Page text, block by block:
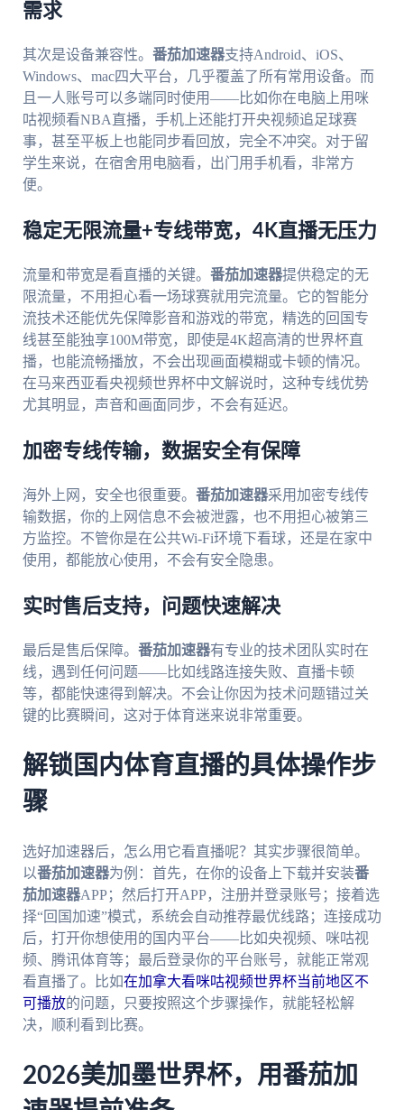
需求
其次是设备兼容性。 番茄加速器支持Android、iOS、
Windows、mac四大平台，几乎覆盖了所有常用设备。而
且一人账号可以多端同时使用——比如你在电脑上用咪
咕视频看NBA直播，手机上还能打开央视频追足球赛
事，甚至平板上也能同步看回放，完全不冲突。对于留
学生来说，在宿舍用电脑看，出门用手机看，非常方
便。
稳定无限流量+专线带宽，4K直播无压力
流量和带宽是看直播的关键。 番茄加速器提供稳定的无
限流量，不用担心看一场球赛就用完流量。它的智能分
流技术还能优先保障影音和游戏的带宽，精选的回国专
线甚至能独享100M带宽，即使是4K超高清的世界杯直
播，也能流畅播放，不会出现画面模糊或卡顿的情况。
在马来西亚看央视频世界杯中文解说时，这种专线优势
尤其明显，声音和画面同步，不会有延迟。
加密专线传输，数据安全有保障
海外上网，安全也很重要。 番茄加速器采用加密专线传
输数据，你的上网信息不会被泄露，也不用担心被第三
方监控。不管你是在公共Wi-Fi环境下看球，还是在家中
使用，都能放心使用，不会有安全隐患。
实时售后支持，问题快速解决
最后是售后保障。 番茄加速器有专业的技术团队实时在
线，遇到任何问题——比如线路连接失败、直播卡顿
等，都能快速得到解决。不会让你因为技术问题错过关
键的比赛瞬间，这对于体育迷来说非常重要。
解锁国内体育直播的具体操作步
骤
选好加速器后，怎么用它看直播呢？其实步骤很简单。
以番茄加速器为例：首先，在你的设备上下载并安装番
茄加速器APP；然后打开APP，注册并登录账号；接着选
择“回国加速”模式，系统会自动推荐最优线路；连接成功
后，打开你想使用的国内平台——比如央视频、咪咕视
频、腾讯体育等；最后登录你的平台账号，就能正常观
看直播了。比如在加拿大看咪咕视频世界杯当前地区不
可播放的问题，只要按照这个步骤操作，就能轻松解
决，顺利看到比赛。
2026美加墨世界杯，用番茄加